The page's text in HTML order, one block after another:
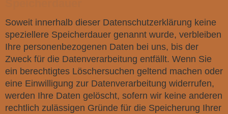
Soweit innerhalb dieser Datenschutzerklärung keine
speziellere Speicherdauer genannt wurde, verbleiben
Ihre personenbezogenen Daten bei uns, bis der
Zweck für die Datenverarbeitung entfällt. Wenn Sie
ein berechtigtes Löschersuchen geltend machen oder
eine Einwilligung zur Datenverarbeitung widerrufen,
werden Ihre Daten gelöscht, sofern wir keine anderen
rechtlich zulässigen Gründe für die Speicherung Ihrer